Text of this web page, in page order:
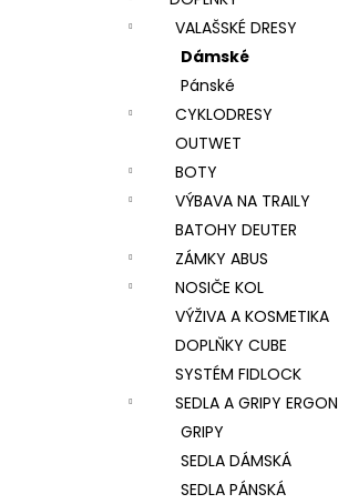
VALAŠSKÉ DRESY
Dámské
Pánské
CYKLODRESY
OUTWET
BOTY
VÝBAVA NA TRAILY
BATOHY DEUTER
ZÁMKY ABUS
NOSIČE KOL
VÝŽIVA A KOSMETIKA
DOPLŇKY CUBE
SYSTÉM FIDLOCK
SEDLA A GRIPY ERGON
GRIPY
SEDLA DÁMSKÁ
SEDLA PÁNSKÁ